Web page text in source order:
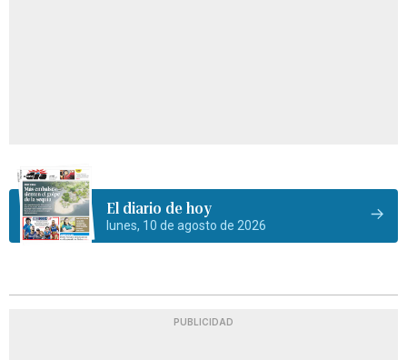
El diario de hoy
lunes, 10 de agosto de 2026
PUBLICIDAD